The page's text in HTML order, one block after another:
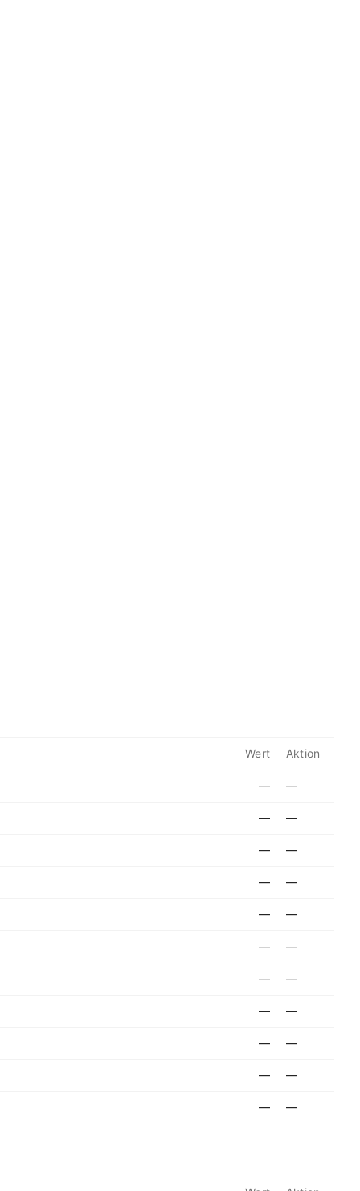
Wert Aktion
— —
— —
— —
— —
— —
— —
— —
— —
— —
— —
— —